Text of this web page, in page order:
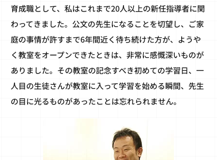
育成職として、私はこれまで20人以上の新任指導者に関
わってきました。公文の先生になることを切望し、ご家
庭の事情が許すまで6年間近く待ち続けた方が、ようや
く教室をオープンできたときは、非常に感慨深いものが
ありました。その教室の記念すべき初めての学習日、一
人目の生徒さんが教室に入って学習を始める瞬間、先生
の目に光るものがあったことは忘れられません。